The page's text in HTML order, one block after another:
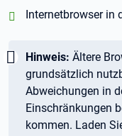
positiv:
Internetbrowser in
Wichtig:
Hinweis: Ältere
grundsätzlich
Abweichungen in
Einschränkungen
kommen. Laden